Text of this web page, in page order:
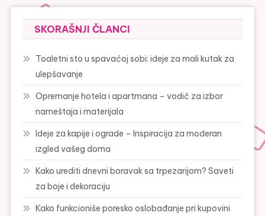
SKORAŠNJI ČLANCI
Toaletni sto u spavaćoj sobi: ideje za mali kutak za
ulepšavanje
Opremanje hotela i apartmana – vodič za izbor
nameštaja i materijala
Ideje za kapije i ograde – Inspiracija za moderan
izgled vašeg doma
Kako urediti dnevni boravak sa trpezarijom? Saveti
za boje i dekoraciju
Kako funkcioniše poresko oslobađanje pri kupovini